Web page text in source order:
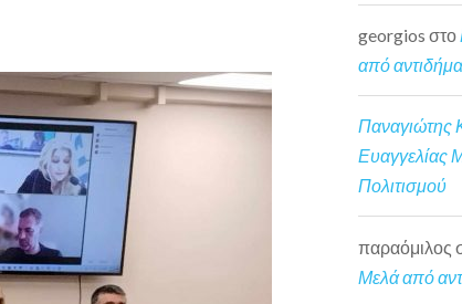
georgios στο
από
Παναγιώτης
Ευαγγελίας
Πολιτισμού
παραόμιλος
Μελά από